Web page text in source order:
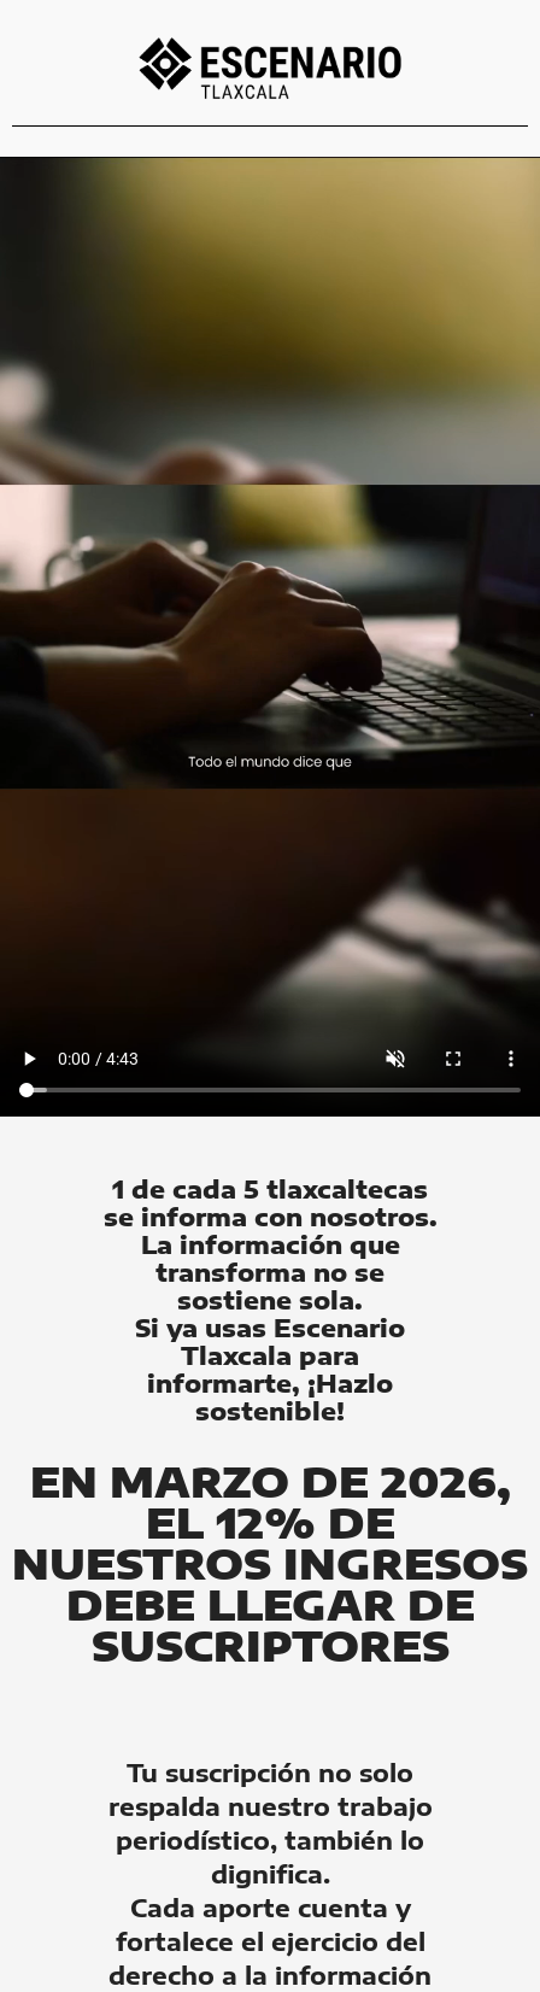
1 de cada 5 tlaxcaltecas
se informa con nosotros.
La información que
transforma no se
sostiene sola.
Si ya usas Escenario
Tlaxcala para
informarte, ¡Hazlo
sostenible!
EN MARZO DE 2026,
EL 12% DE
NUESTROS INGRESOS
DEBE LLEGAR DE
SUSCRIPTORES
Tu suscripción no solo
respalda nuestro trabajo
periodístico, también lo
dignifica.
Cada aporte cuenta y
fortalece el ejercicio del
derecho a la información